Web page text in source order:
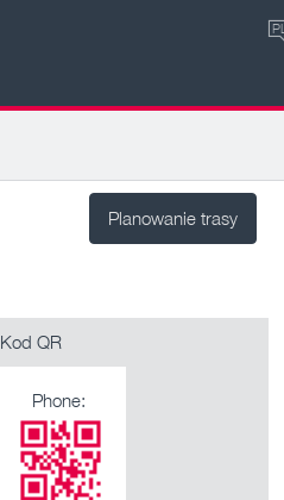
PL
Planowanie trasy
Kod QR
Phone: